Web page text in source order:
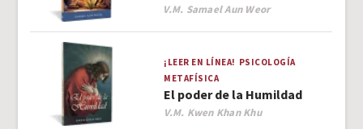
Author
V.M. Samael Aun Weor
¡LEER EN LÍNEA! PSICOLOGÍA
METAFÍSICA
El poder de la Humildad
Author
V.M. Kwen Khan Khu